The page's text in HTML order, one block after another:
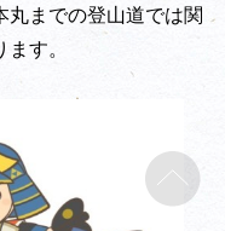
丸までの登山道では関
す。